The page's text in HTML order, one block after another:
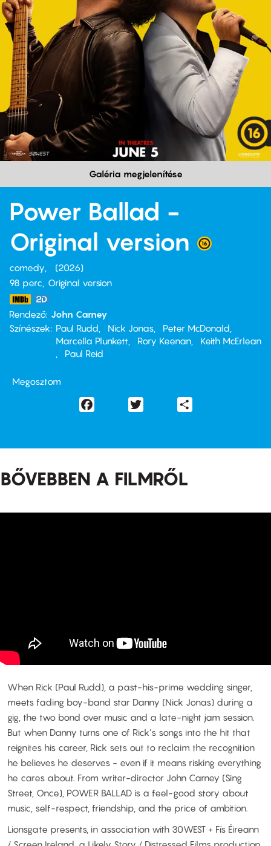
Galéria megjelenítése
Power Ballad -
Original version
comedy
2026
98 perc,
Original version
Rendező John Carney
Színészek
Paul Rudd Nick Jonas
Peter McDonald
Marcella Plunkett
Rory Keenan
Keith McErlean
Paul Reid
Megosztom
Facebook
BŐVEBBEN A FILMRŐL
When Rick (Paul Rudd), a past-his-prime wedding singer,
meets fading boy-band star Danny (Nick Jonas) during a
gig, the two bond over music and a late-night jam session.
But when Danny turns one of Rick’s songs into the hit that
reignites his career, Rick sets out to reclaim the recognition
he believes he deserves - even if it means risking everything
he cares about. From writer-director John Carney (Sing
Street, Once), POWER BALLAD is a feel-good story about
music, self-respect, friendship, and the price of ambition.
Lionsgate presents, in association with 30WEST + Fís Éireann